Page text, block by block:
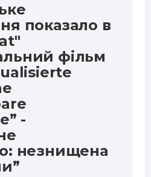
показало в
фільм
-
незнищена